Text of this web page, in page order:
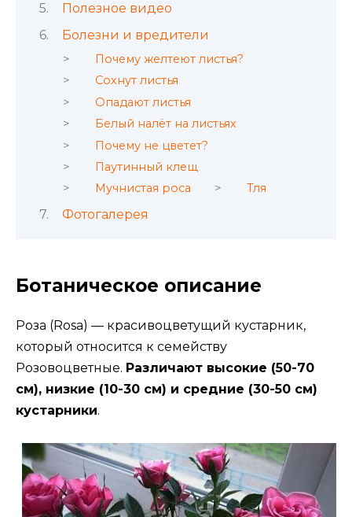
Полезное видео
Болезни и вредители
Почему желтеют листья?
Сохнут листья
Опадают листья
Белый налёт на листьях
Почему не цветет?
Паутинный клещ
Мучнистая роса
Тля
Фотогалерея
Ботаническое описание
Роза (Rosa) — красивоцветущий кустарник,
который относится к семейству
Розовоцветные. Различают высокие (50-70
см), низкие (10-30 см) и средние (30-50 см)
кустарники.